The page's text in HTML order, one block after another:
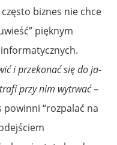
biznes nie chce
pięknym
i prze­konać się do ja­
przy nim wytrwać–
powinni “rozpalać na